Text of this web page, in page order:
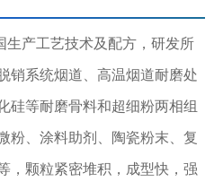
产工艺技术及配方，研发所
销系统烟道、高温烟道耐磨处
硅等耐磨骨料和超细粉两相组
粉、涂料助剂、陶瓷粉末、复
，颗粒紧密堆积，成型快，强